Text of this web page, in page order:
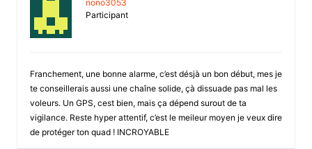
nono3053
Participant
Franchement, une bonne alarme, c’est désjà un bon début, mes je
te conseillerais aussi une chaîne solide, çà dissuade pas mal les
voleurs. Un GPS, cest bien, mais ça dépend surout de ta
vigilance. Reste hyper attentif, c’est le meileur moyen je veux dire
de protéger ton quad ! INCROYABLE